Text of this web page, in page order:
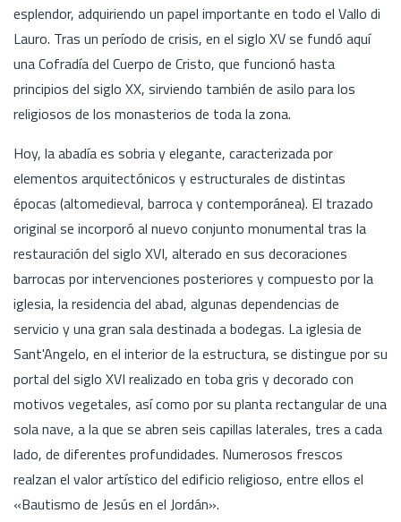
esplendor, adquiriendo un papel importante en todo el Vallo di
Lauro. Tras un período de crisis, en el siglo XV se fundó aquí
una Cofradía del Cuerpo de Cristo, que funcionó hasta
principios del siglo XX, sirviendo también de asilo para los
religiosos de los monasterios de toda la zona.
Hoy, la abadía es sobria y elegante, caracterizada por
elementos arquitectónicos y estructurales de distintas
épocas (altomedieval, barroca y contemporánea). El trazado
original se incorporó al nuevo conjunto monumental tras la
restauración del siglo XVI, alterado en sus decoraciones
barrocas por intervenciones posteriores y compuesto por la
iglesia, la residencia del abad, algunas dependencias de
servicio y una gran sala destinada a bodegas. La iglesia de
Sant'Angelo, en el interior de la estructura, se distingue por su
portal del siglo XVI realizado en toba gris y decorado con
motivos vegetales, así como por su planta rectangular de una
sola nave, a la que se abren seis capillas laterales, tres a cada
lado, de diferentes profundidades. Numerosos frescos
realzan el valor artístico del edificio religioso, entre ellos el
«Bautismo de Jesús en el Jordán».